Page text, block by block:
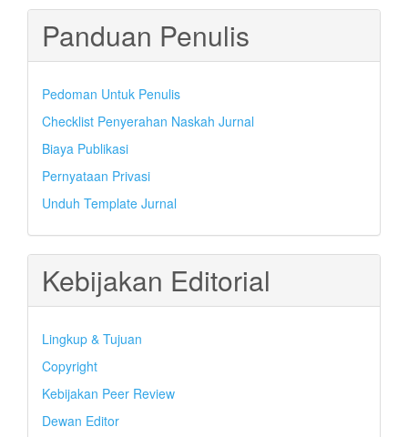
Panduan Penulis
Pedoman Untuk Penulis
Checklist Penyerahan Naskah Jurnal
Biaya Publikasi
Pernyataan Privasi
Unduh Template Jurnal
Kebijakan Editorial
Lingkup & Tujuan
Copyright
Kebijakan Peer Review
Dewan Editor